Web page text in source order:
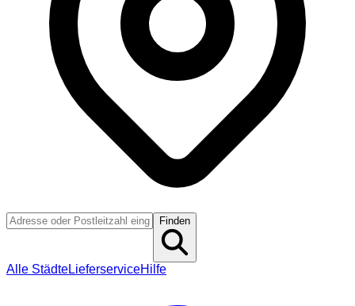
Finden
Alle StädteLieferserviceHilfe